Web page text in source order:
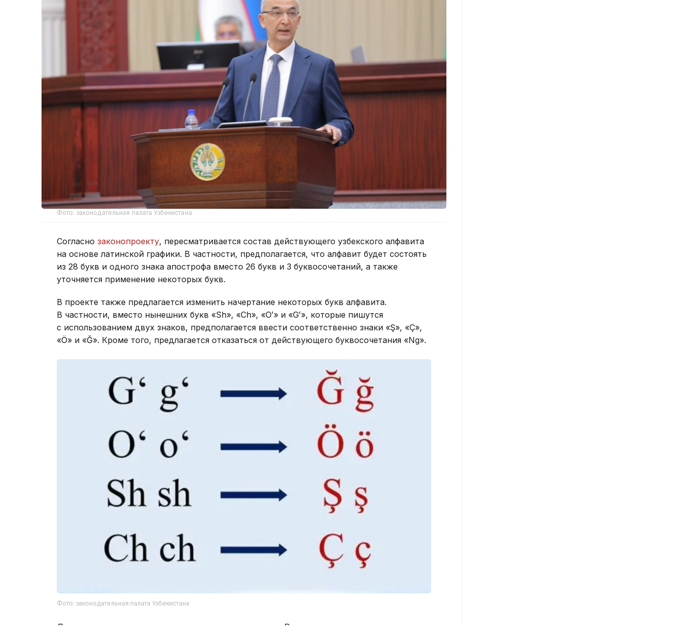
Фото: законодательная палата Узбекистана
Согласно законопроекту, пересматривается состав действующего узбекского алфавита
на основе латинской графики. В частности, предполагается, что алфавит будет состоять
из 28 букв и одного знака апострофа вместо 26 букв и 3 буквосочетаний, а также
уточняется применение некоторых букв.
В проекте также предлагается изменить начертание некоторых букв алфавита.
В частности, вместо нынешних букв «Sh», «Ch», «Oʻ» и «Gʻ», которые пишутся
с использованием двух знаков, предполагается ввести соответственно знаки «Ş», «Ç»,
«Ö» и «Ğ». Кроме того, предлагается отказаться от действующего буквосочетания «Ng».
Фото: законодательная палата Узбекистана
Депутаты предложили внедрять изменения поэтапно. Ранее выданные документы,